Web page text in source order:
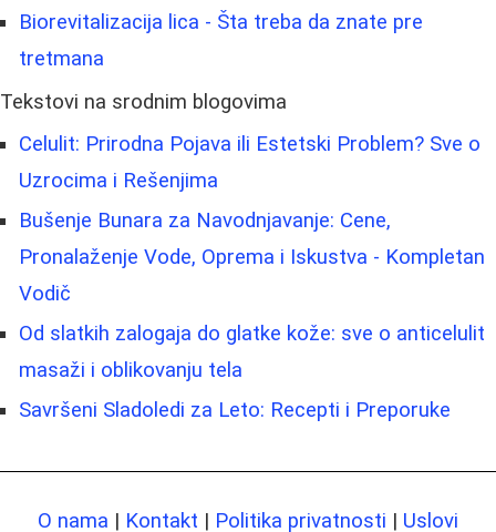
Biorevitalizacija lica - Šta treba da znate pre
tretmana
Tekstovi na srodnim blogovima
Celulit: Prirodna Pojava ili Estetski Problem? Sve o
Uzrocima i Rešenjima
Bušenje Bunara za Navodnjavanje: Cene,
Pronalaženje Vode, Oprema i Iskustva - Kompletan
Vodič
Od slatkih zalogaja do glatke kože: sve o anticelulit
masaži i oblikovanju tela
Savršeni Sladoledi za Leto: Recepti i Preporuke
O nama | Kontakt | Politika privatnosti | Uslovi